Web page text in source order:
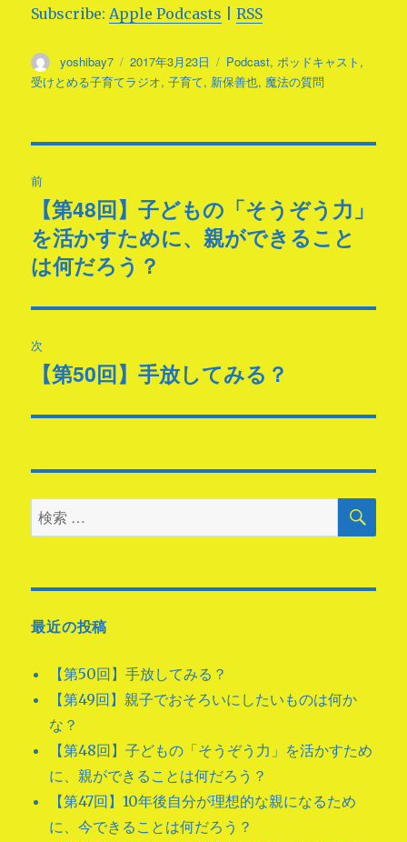
ー
Subscribe:Apple Podcasts |RSS
投
稿
yoshibay7
投
稿
2017年3月23日
タ
グ
Podcast,ポッドキャスト ,
受けとめる子育てラジオ,子育て, 新保善也, 魔法の質問
稿
ナ
ビ
ゲ
ー
シ
ン
前
去
の
稿:
【第48回】子どもの「そうぞう力」
を活かすために、親ができること
は何だろう？
次
投
【第50回】手放してみる？
検
索
象:
検
最近の投稿
【第50回】手放してみる？
【第49回】親子でおそろいにしたいものは何か
な？
【第48回】子どもの「そうぞう力」を活かすため
に、親ができることは何だろう？
【第47回】10年後自分が理想的な親になるため
に、今できることは何だろう？